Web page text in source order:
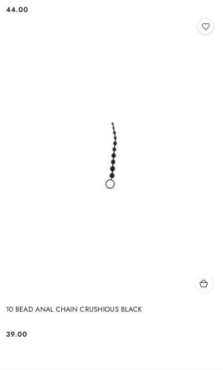
Cena:
44.00
10 BEAD ANAL CHAIN CRUSHIOUS BLACK
Cena:
39.00